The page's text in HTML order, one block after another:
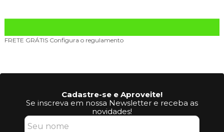
FRETE GRÁTIS Configura o regulamento
Cadastre-se e Aproveite!
Se inscreva em nossa Newsletter e receba as
novidades!